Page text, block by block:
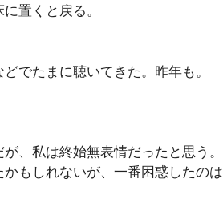
置くと戻る。
でたまに聴いてきた。昨年も。
、私は終始無表情だったと思う。
もしれないが、一番困惑したのは